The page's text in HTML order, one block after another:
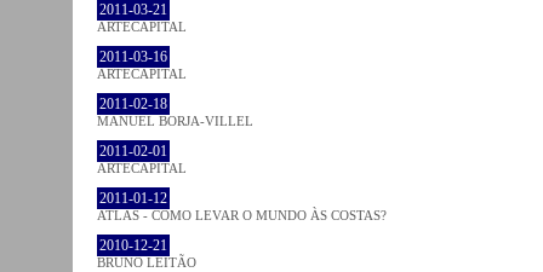
2011-03-21
ARTECAPITAL
2011-03-16
ARTECAPITAL
2011-02-18
MANUEL BORJA-VILLEL
2011-02-01
ARTECAPITAL
2011-01-12
ATLAS - COMO LEVAR O MUNDO ÀS COSTAS?
2010-12-21
BRUNO LEITÃO